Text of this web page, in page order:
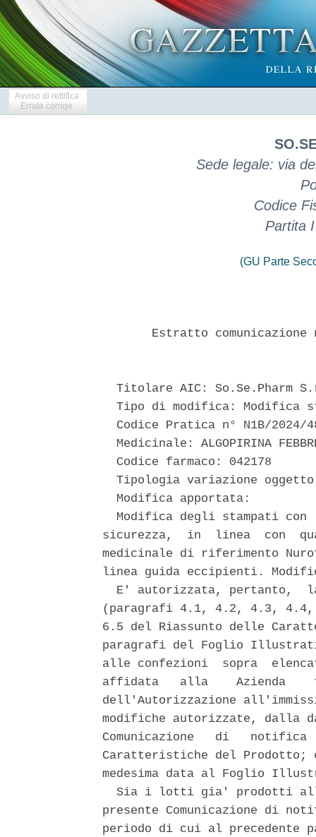
Avviso di rettifica
Errata corrige
Sede legale: via
Codice
Partita
(GU Parte
Estratto
Titolare AIC: So.Se.Pharm
Tipo di modifica: Modifica
Codice Pratica n° N1B/2024/
Medicinale: ALGOPIRINA
  Codice farmaco: 042178
Tipologia variazione
  Modifica apportata:
Modifica degli stampati con
sicurezza,  in  linea  con
medicinale di riferimento
linea guida eccipienti.
E' autorizzata, pertanto,
(paragrafi 4.1, 4.2, 4.3,
6.5 del Riassunto delle
paragrafi del Foglio
alle confezioni  sopra
affidata   alla    Azienda
dell'Autorizzazione
modifiche autorizzate, dalla
Comunicazione   di
Caratteristiche del
medesima data al Foglio
Sia i lotti gia' prodotti
presente Comunicazione di
periodo di cui al precedente